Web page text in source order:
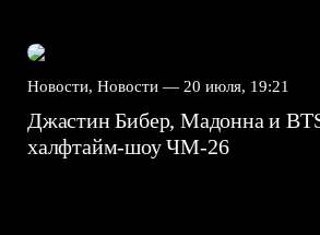
Новости, Новости — 20 июля, 19:21
Джастин Бибер, Мадонна и
халфтайм-шоу ЧМ-26